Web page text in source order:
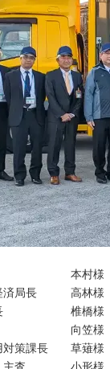
長 本村様
済局長 高林様
区長 椎橋様
向笠様
対策課長 草薙様
小形様